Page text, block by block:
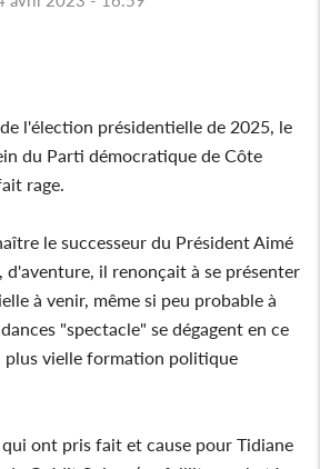
l'élection présidentielle de 2025, le
du Parti démocratique de Côte
rage.
le successeur du Président Aimé
d'aventure, il renonçait à se présenter
à venir, même si peu probable à
"spectacle" se dégagent en ce
plus vielle formation politique
ont pris fait et cause pour Tidiane